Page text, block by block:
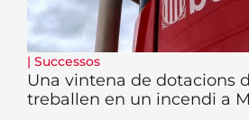
| Successos
Una vintena de dotacions
treballen en un incendi a